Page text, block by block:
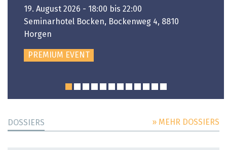
19. August 2026 - 18:00 bis 22:00
Seminarhotel Bocken, Bockenweg 4, 8810
Horgen
PREMIUM EVENT
DOSSIERS » MEHR DOSSIERS